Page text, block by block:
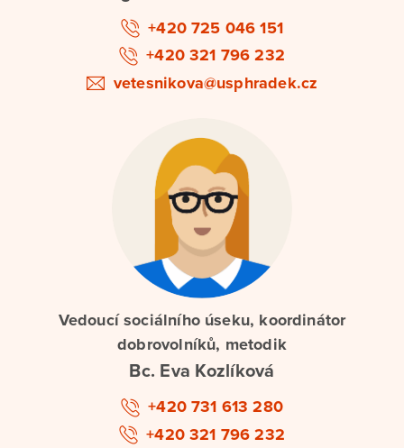
+420 725 046 151
+420 321 796 232
vetesnikova@usphradek.cz
Vedoucí sociálního úseku, koordinátor
dobrovolníků, metodik
Bc. Eva Kozlíková
+420 731 613 280
+420 321 796 232